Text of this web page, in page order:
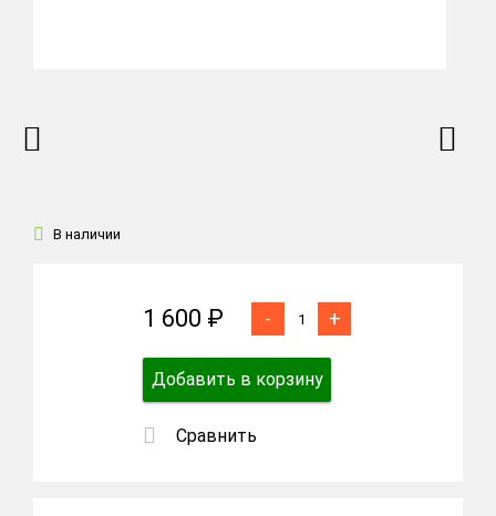
В наличии
1 600 ₽ - +
Добавить в корзину
Сравнить